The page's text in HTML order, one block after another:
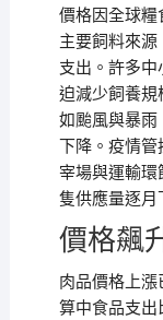
價格因全球糧
主要飼料來
支出。許多
迫減少飼養規
如颱風與暴雨
下降。疫情管
宰場與運輸環
隻供應量逐月
價格飆
肉品價格上
算中食品支出